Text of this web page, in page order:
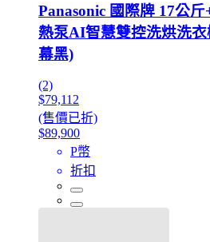
Panasonic 國際牌 17公
熱泵AI智慧雙控洗烘洗
幕黑)
(2)
$79,112
(售價已折)
$89,900
P幣
折扣